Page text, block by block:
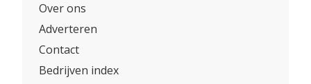
Over ons
Adverteren
Contact
Bedrijven index